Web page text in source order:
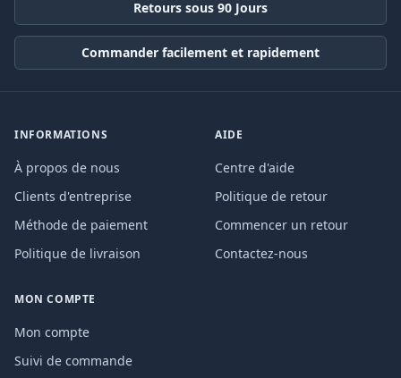
Retours sous 90 Jours
Commander facilement et rapidement
INFORMATIONS
À propos de nous
Clients d'entreprise
Méthode de paiement
Politique de livraison
AIDE
Centre d'aide
Politique de retour
Commencer un retour
Contactez-nous
MON COMPTE
Mon compte
Suivi de commande